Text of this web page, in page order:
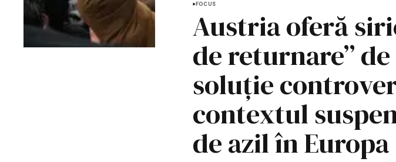
FOCUS
Austria oferă
de returnare” de
soluție
contextul
de azil în Europa